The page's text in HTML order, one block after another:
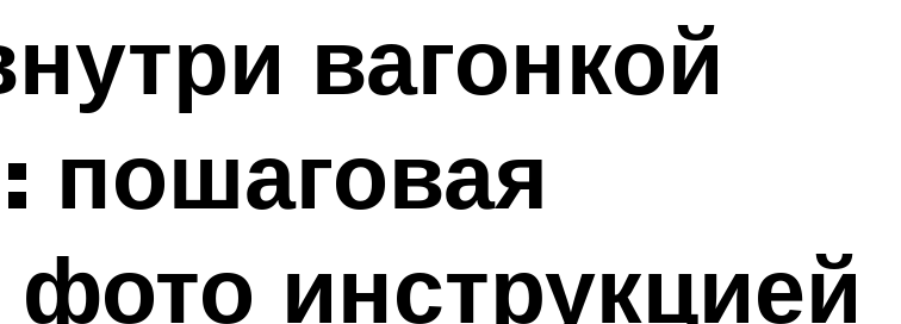
вагонкой
пошаговая
инструкцией